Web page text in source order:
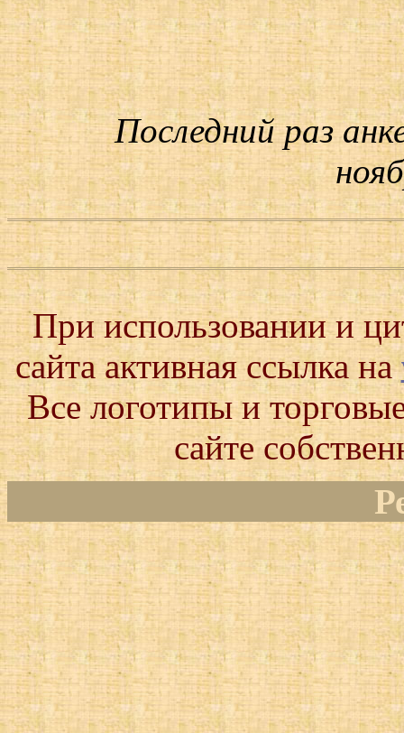
Последний раз
При использовании и
сайта активная ссылка на
Все логотипы и
сайте